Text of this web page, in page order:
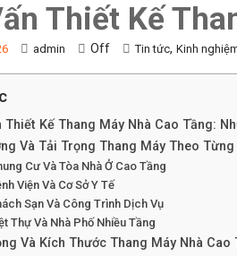
Thiết Kế
admin Off Tin tức, Kinh
Thiết Kế Thang Máy Nhà Cao Tầng:
Và Tải Trọng Thang Máy Theo
Cư Và Tòa Nhà Ở Cao Tầng
Viện Và Cơ Sở Y Tế
Sạn Và Công Trình Dịch Vụ
Thự Và Nhà Phố Nhiều Tầng
Và Kích Thước Thang Máy Nhà